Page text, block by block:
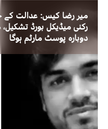
رکنی میڈیکل بورڈ
دوبارہ پوسٹ مارٹم ہوگا